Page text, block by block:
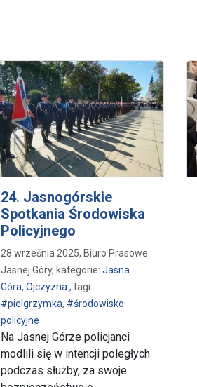
24. Jasnogórskie
Spotkania Środowiska
Policyjnego
28 września 2025, Biuro Prasowe
Jasnej Góry, kategorie: Jasna
Góra, Ojczyzna , tagi:
#pielgrzymka, #środowisko
policyjne
Na Jasnej Górze policjanci
modlili się w intencji poległych
podczas służby, za swoje